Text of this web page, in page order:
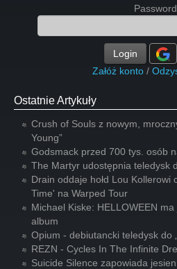
Password
Login
Załóż konto /
Ostatnie Artykuły
Crush of Souls z nowym,
Young”
Godsmack przed 700 tys. osób
The Martyr udostępnia teledysk
Drain oddaje hołd Lou Kollerowi
Time' na Warped Tour
Michael Kiske: HELLOWEEN
album
Opium - debiutancki teledysk do
REZN - Cycles In The Infinite
Suicide Silence zapowiada